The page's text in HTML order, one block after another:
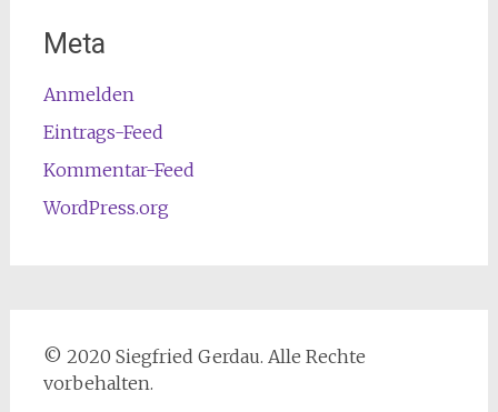
Meta
Anmelden
Eintrags-Feed
Kommentar-Feed
WordPress.org
© 2020 Siegfried Gerdau. Alle Rechte
vorbehalten.